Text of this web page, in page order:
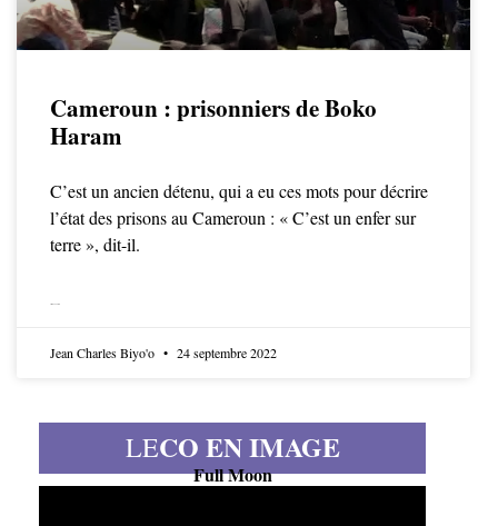
Cameroun : prisonniers de Boko
Haram
C’est un ancien détenu, qui a eu ces mots pour décrire
l’état des prisons au Cameroun : « C’est un enfer sur
terre », dit-il.
Jean Charles Biyo'o 24 septembre 2022
LECO EN IMAGE
Full Moon